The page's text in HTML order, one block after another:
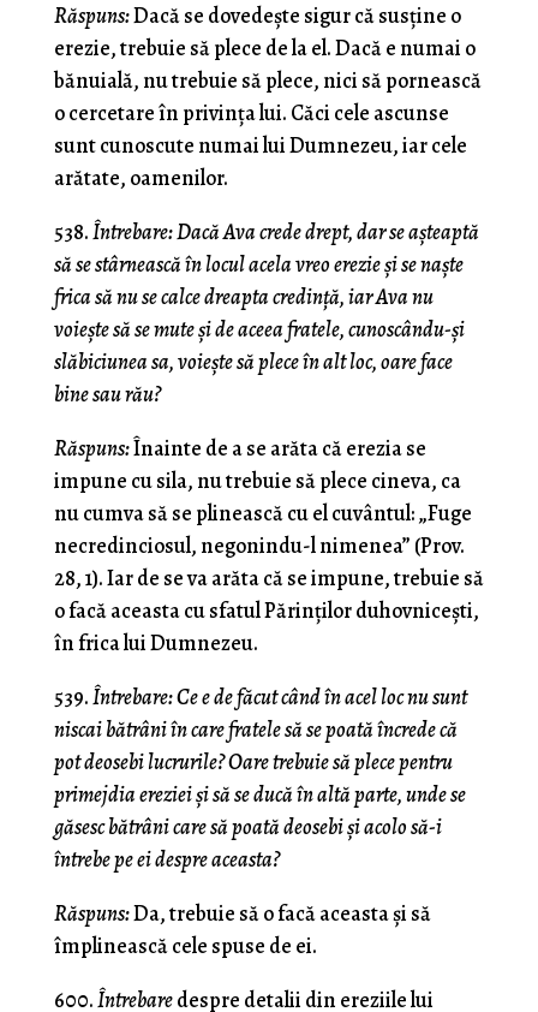
Răspuns:Dacă se dovedeşte sigur că susţine o
erezie, trebuie să plece de la el. Dacă e numai o
bănuială, nu trebuie să plece, nici să pornească
o cercetare în privinţa lui. Căci cele ascunse
sunt cunoscute numai lui Dumnezeu, iar cele
arătate, oamenilor.
538.Întrebare: Dacă Ava crede drept, dar se aşteaptă
să se stârnească în locul acela vreo erezie şi se naşte
frica să nu se calce dreapta credinţă, iar Ava nu
voieşte să se mute şi de aceea fratele, cunoscându-şi
slăbiciunea sa, voieşte să plece în alt loc, oare face
bine sau rău?
Răspuns:Înainte de a se arăta că erezia se
impune cu sila, nu trebuie să plece cineva, ca
nu cumva să se plinească cu el cuvântul: „Fuge
necredinciosul, negonindu-l nime­nea” (Prov.
28, 1). Iar de se va arăta că se impune, trebuie să
o facă aceasta cu sfatul Părinţilor duhovniceşti,
în frica lui Dumnezeu.
539.Întrebare: Ce e de făcut când în acel loc nu sunt
niscai bătrâni în care fratele să se poată încrede că
pot deosebi lucrurile? Oare trebuie să plece pentru
primejdia ereziei şi să se ducă în altă parte, unde se
găsesc bătrâni care să poată deosebi şi acolo să-i
întrebe pe ei despre aceasta?
Răspuns:Da, trebuie să o facă aceasta şi să
împli­nească cele spuse de ei.
600.Întrebaredespre detalii din ereziile lui